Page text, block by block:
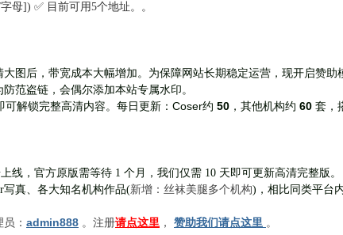
母]) ✅ 目前可用5个地址。。
图后，带宽成本大幅增加。为保障网站长期稳定运营，现开启赞助
范盗链，会偶尔添加本站专属水印。
可解锁完整高清内容。每日更新： Coser约 50 ，其他机构约 60 套，
上线，官方原版需等待 1 个月，我们仅需 10 天即可更新高清完整版。
写真、各大知名机构作品(新增：丝袜美腿多个机构)，相比同类平台
： admin888 。注册请点这里 ， 赞助我们请点这里 。